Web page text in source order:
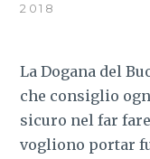
2018
La Dogana del
che consiglio
sicuro nel far
vogliono portar